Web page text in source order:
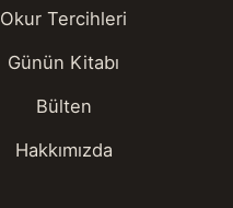
Okur Tercihleri
Günün Kitabı
Bülten
Hakkımızda